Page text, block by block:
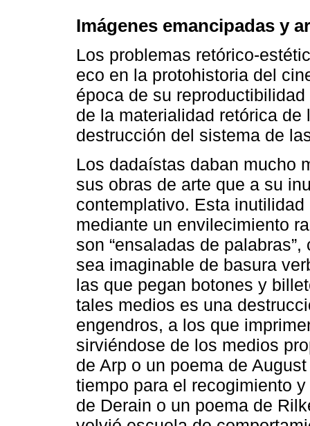
Imágenes emancipadas y
Los problemas retórico-
eco en la protohistoria del
época de su
de la materialidad retórica
destrucción del sistema de
Los dadaístas daban mucho
sus obras de arte que a su
contemplativo. Esta
mediante un envilecimiento
son “ensaladas de
sea imaginable de basura
las que pegan botones y
tales medios es una
engendros, a los que
sirviéndose de los medios
de Arp o un poema de
tiempo para el recogimiento
de Derain o un poema de